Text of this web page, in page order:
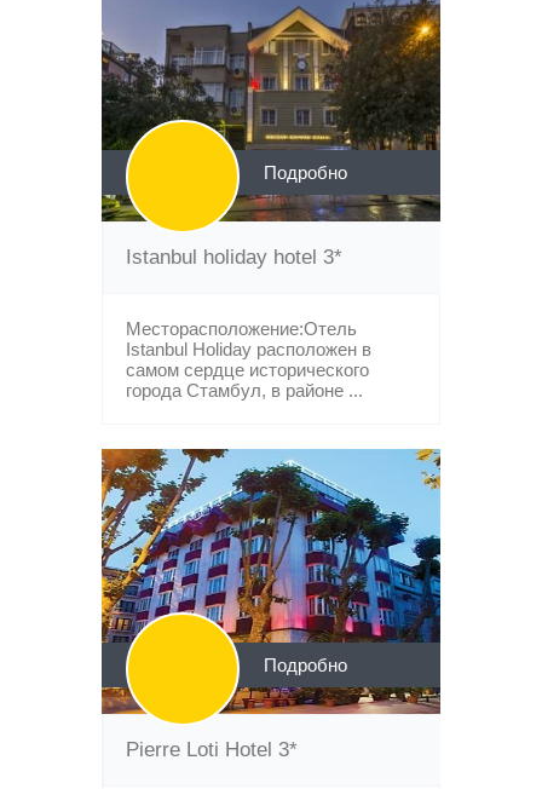
Подробно
Istanbul holiday hotel 3*
Месторасположение:Отель
Istanbul Holiday расположен в
самом сердце исторического
города Стамбул, в районе ...
Подробно
Pierre Loti Hotel 3*